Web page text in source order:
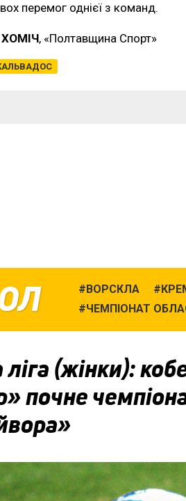
перемог однієї з команд.
, «Полтавщина Спорт»
ВОРСКЛА
ЧЕМПІОНАТ
(жінки):
почне